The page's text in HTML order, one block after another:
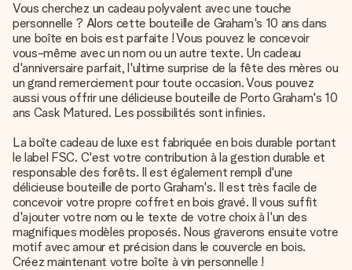
Vous cherchez un cadeau polyvalent avec une touche
personnelle ? Alors cette bouteille de Graham's 10 ans dans
une boîte en bois est parfaite ! Vous pouvez le concevoir
vous-même avec un nom ou un autre texte. Un cadeau
d'anniversaire parfait, l'ultime surprise de la fête des mères ou
un grand remerciement pour toute occasion. Vous pouvez
aussi vous offrir une délicieuse bouteille de Porto Graham's 10
ans Cask Matured. Les possibilités sont infinies.
La boîte cadeau de luxe est fabriquée en bois durable portant
le label FSC. C'est votre contribution à la gestion durable et
responsable des forêts. Il est également rempli d'une
délicieuse bouteille de porto Graham's. Il est très facile de
concevoir votre propre coffret en bois gravé. Il vous suffit
d'ajouter votre nom ou le texte de votre choix à l'un des
magnifiques modèles proposés. Nous graverons ensuite votre
motif avec amour et précision dans le couvercle en bois.
Créez maintenant votre boîte à vin personnelle !